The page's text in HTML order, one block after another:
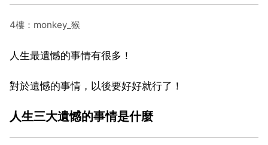
4樓：monkey_猴
人生最遺憾的事情有很多！
對於遺憾的事情，以後要好好就行了！
人生三大遺憾的事情是什麼